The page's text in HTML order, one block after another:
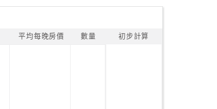
平均每晚房價 數量 初步計算